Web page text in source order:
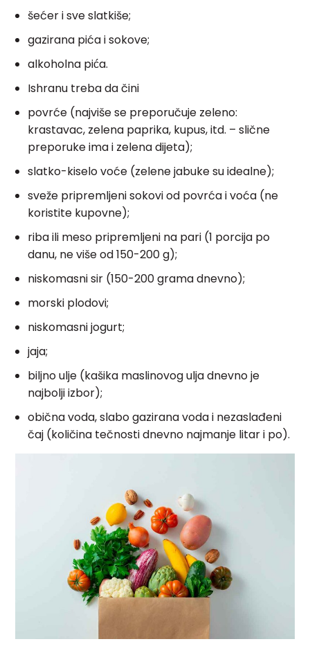
šećer i sve slatkiše;
gazirana pića i sokove;
alkoholna pića.
Ishranu treba da čini
povrće (najviše se preporučuje zeleno:
krastavac, zelena paprika, kupus, itd. – slične
preporuke ima i zelena dijeta);
slatko-kiselo voće (zelene jabuke su idealne);
sveže pripremljeni sokovi od povrća i voća (ne
koristite kupovne);
riba ili meso pripremljeni na pari (1 porcija po
danu, ne više od 150-200 g);
niskomasni sir (150-200 grama dnevno);
morski plodovi;
niskomasni jogurt;
jaja;
biljno ulje (kašika maslinovog ulja dnevno je
najbolji izbor);
obična voda, slabo gazirana voda i nezaslađeni
čaj (količina tečnosti dnevno najmanje litar i po).